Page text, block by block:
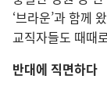
‘브라운’과 함께
교직자들도 때때
반대에 직면하다